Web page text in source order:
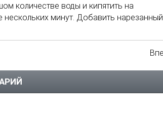
количестве воды и кипятить на
нескольких минут. Добавить нарезанный